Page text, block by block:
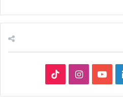
لينكدإنيوتيوبانستقرام